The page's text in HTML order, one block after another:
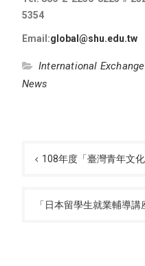
5354
Email:global@shu.edu.tw
International
News
navigation
108年度「臺灣青年文化
「日本留學生就業輔導講